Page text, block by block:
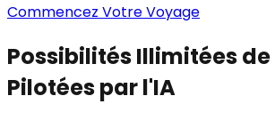
Commencez Votre Voyage
Possibilités Illimitées de
Pilotées par l'IA